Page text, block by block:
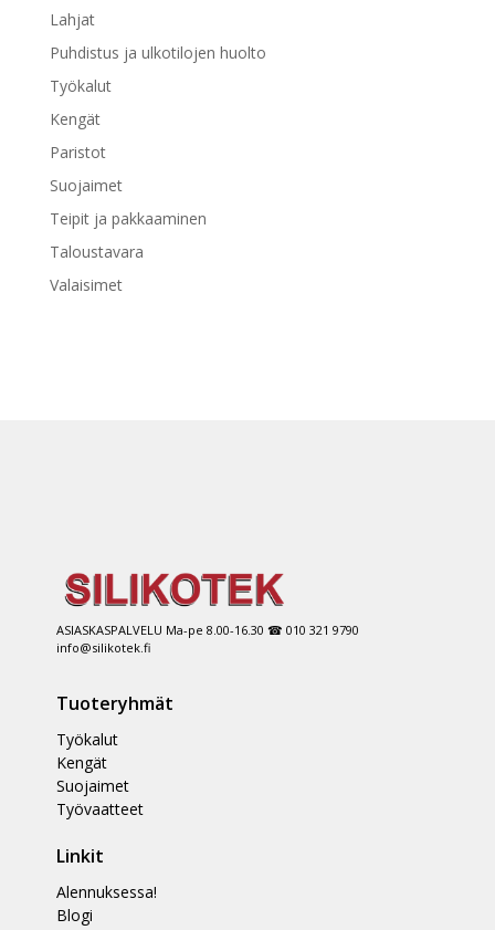
Lahjat
Puhdistus ja ulkotilojen huolto
Työkalut
Kengät
Paristot
Suojaimet
Teipit ja pakkaaminen
Taloustavara
Valaisimet
ASIASKASPALVELU Ma-pe 8.00-16.30 ☎ 010 321 9790
info@silikotek.fi
Tuoteryhmät
Työkalut
Kengät
Suojaimet
Työvaatteet
Linkit
Alennuksessa!
Blogi